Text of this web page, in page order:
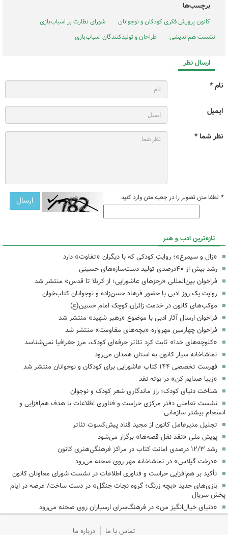
برچسب‌ها
کانون پرورش فکری کودکان و نوجوانان
شورای نظارت بر اسباب‌بازی
نشست هم‌اندیشی
طراحان و تولیدکنندگان اسباب‌بازی
ارسال نظر
نام *
ایمیل
نظر شما *
* لطفا متن تصویر را در جعبه متن وارد کنید
تازه‌ترین ادب و هنر
«زال و سیمرغ»؛ روایتِ کودکی که با دیگران «تفاوت» دارد
رشد بیش از ۴۰درصدی تولید دست‌سازه‌های حسینی
فراخوان بین‌المللی «رجزهای عاشورایی؛ از کربلا تا قدس» منتشر شد
روایت یک روز ادبی با حضور فرهاد حسن‌زاده و نوجوانان کتاب‌خوان
موکب‌های کانون در خدمت زائران کوچک امام حسین(ع)
فراخوان ارسال آثار ادبی با موضوع «رهبر شهید» منتشر شد
فراخوان چهارمین مهرواره «بچه‌های مقاومت» منتشر شد
«کلوچه‌های خدا» ثابت کرد تئاتر حرفه‌ای کودک، مرز جغرافیا نمی‌شناسد
تماشاخانه سیار کانون به استان همدان می‌رود
فهرست تخصصی ۱۴۴ کتاب عاشورایی برای کودکان و نوجوانان منتشر شد
«زیبا صدایم کن» در بوته نقد
شناخت دنیای کودک؛ راز ماندگاری شعر کودک و نوجوان
نشست تعاملی دفتر مرکزی حراست و فناوری اطلاعات با هدف هم‌افزایی و
انسجام بیشتر سازمانی
تجلیل مدیرعامل کانون از مجید قناد پیش‌کسوت تئاتر
پویش ملی «نقد نقل قصه‌ها» برگزار می‌شود
رشد ۱۲/۳ درصدی امانت کتاب در مراکز فرهنگی‌هنری کانون
«درخت گیلاس» در تماشاخانه مهر روی صحنه می‌رود
تأکید بر هم‌افزایی حراست و فناوری اطلاعات در نشست شورای معاونان کانون
بازی‌های جدید «بچه زرنگ؛ گروه نجات جنگل» در دست ساخت/ عرضه در ایام
پخش سریال
«دنیای خیال‌انگیز من» در فرهنگ‌سرای ارسباران روی صحنه می‌رود
تماس با ما درباره ما